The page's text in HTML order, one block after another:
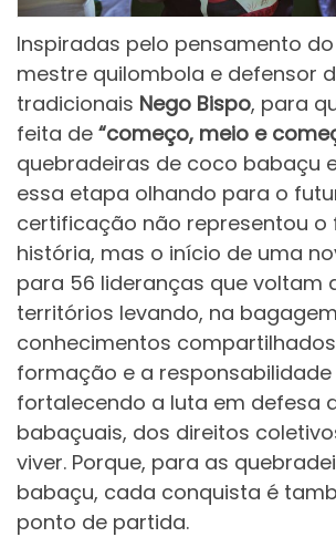
Inspiradas pelo pensamento
mestre quilombola e defensor
tradicionais Nego Bispo, para
feita de “começo, meio e
quebradeiras de coco babaçu
essa etapa olhando para o
certificação não representou o
história, mas o início de uma
para 56 lideranças que voltam
territórios levando, na
conhecimentos
formação e a responsabilidade
fortalecendo a luta em defesa
babaçuais, dos direitos
viver. Porque, para as
babaçu, cada conquista é
ponto de partida.